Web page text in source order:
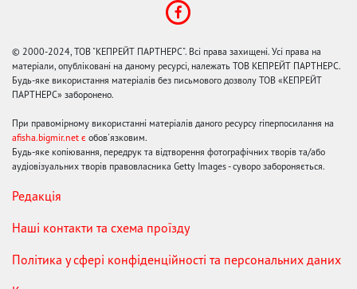
© 2000-2024, ТОВ "КЕПРЕЙТ ПАРТНЕРС". Всі права захищені. Усі права на
матеріали, опубліковані на даному ресурсі, належать ТОВ КЕПРЕЙТ ПАРТНЕРС.
Будь-яке використання матеріалів без письмового дозволу ТОВ «КЕПРЕЙТ
ПАРТНЕРС» заборонено.
При правомірному використанні матеріалів даного ресурсу гіперпосилання на
afisha.bigmir.net є обов'язковим.
Будь-яке копіювання, передрук та відтворення фотографічних творів та/або
аудіовізуальних творів правовласника Getty Images - суворо забороняється.
Редакція
Наші контакти та схема проїзду
Політика у сфері конфіденційності та персональних даних